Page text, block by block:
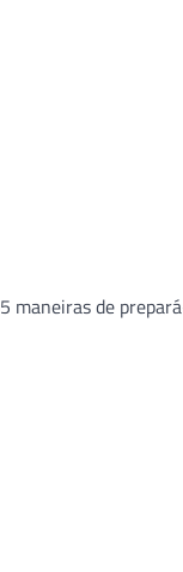
maneiras de